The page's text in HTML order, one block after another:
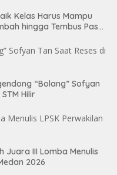
Kelas Harus Mampu
hingga Tembus Pasar
“Bolang” Sofyan
Hilir
Juara III Lomba Menulis
2026